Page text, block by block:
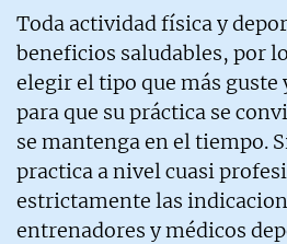
Toda actividad física y
beneficios saludables, por
elegir el tipo que más
para que su práctica se
se mantenga en el tiempo.
practica a nivel cuasi
estrictamente las
entrenadores y médicos